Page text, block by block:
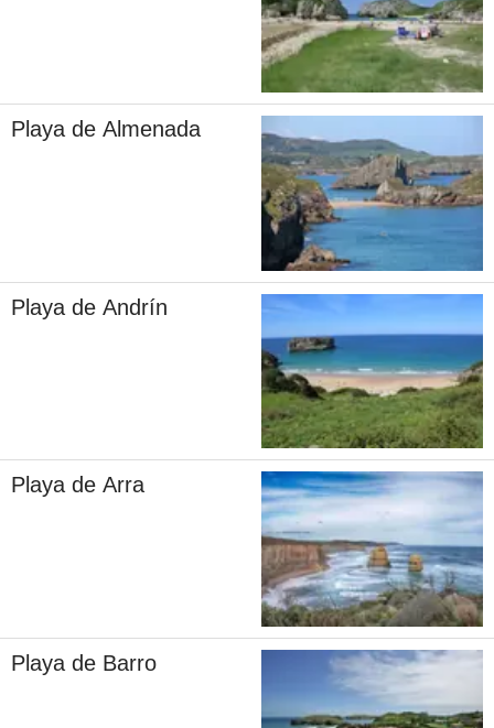
Playa de Almenada
Playa de Andrín
Playa de Arra
Playa de Barro